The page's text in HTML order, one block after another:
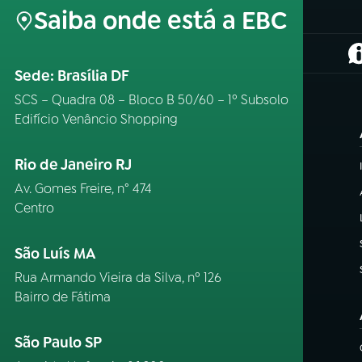
Saiba onde está a EBC
Sede: Brasília DF
SCS – Quadra 08 – Bloco B 50/60 – 1º Subsolo
Edifício Venâncio Shopping
Rio de Janeiro RJ
Av. Gomes Freire, n° 474
Centro
São Luís MA
Rua Armando Vieira da Silva, nº 126
Bairro de Fátima
São Paulo SP